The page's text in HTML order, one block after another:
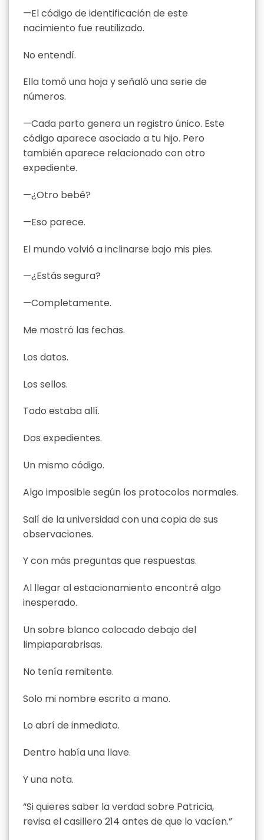
—El código de identificación de este
nacimiento fue reutilizado.
No entendí.
Ella tomó una hoja y señaló una serie de
números.
—Cada parto genera un registro único. Este
código aparece asociado a tu hijo. Pero
también aparece relacionado con otro
expediente.
—¿Otro bebé?
—Eso parece.
El mundo volvió a inclinarse bajo mis pies.
—¿Estás segura?
—Completamente.
Me mostró las fechas.
Los datos.
Los sellos.
Todo estaba allí.
Dos expedientes.
Un mismo código.
Algo imposible según los protocolos normales.
Salí de la universidad con una copia de sus
observaciones.
Y con más preguntas que respuestas.
Al llegar al estacionamiento encontré algo
inesperado.
Un sobre blanco colocado debajo del
limpiaparabrisas.
No tenía remitente.
Solo mi nombre escrito a mano.
Lo abrí de inmediato.
Dentro había una llave.
Y una nota.
“Si quieres saber la verdad sobre Patricia,
revisa el casillero 214 antes de que lo vacíen.”